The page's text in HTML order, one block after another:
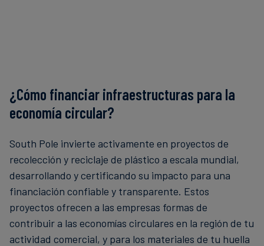
¿Cómo financiar infraestructuras para la
economía circular?
South Pole invierte activamente en proyectos de
recolección y reciclaje de plástico a escala mundial,
desarrollando y certificando su impacto para una
financiación confiable y transparente. Estos
proyectos ofrecen a las empresas formas de
contribuir a las economías circulares en la región de tu
actividad comercial, y para los materiales de tu huella